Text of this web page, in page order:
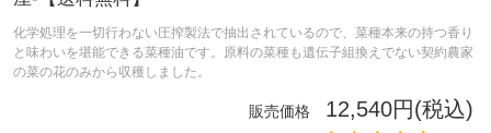
化学処理を一切行わない圧搾製法で抽出されているので、菜種本来の持つ香り
と味わいを堪能できる菜種油です。原料の菜種も遺伝子組換えでない契約農家
の菜の花のみから収穫しました。
販売価格 12,540円(税込)